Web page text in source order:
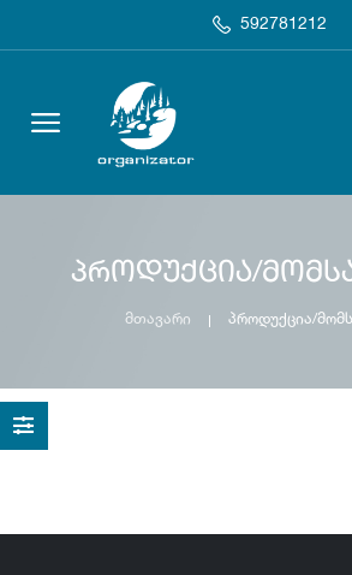
592781212
პროდუქცია/
მთავარი პროდუქცია/